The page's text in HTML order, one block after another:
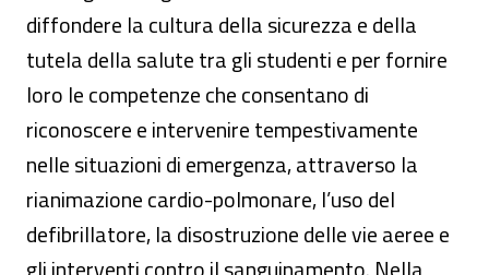
diffondere la cultura della sicurezza e della
tutela della salute tra gli studenti e per fornire
loro le competenze che consentano di
riconoscere e intervenire tempestivamente
nelle situazioni di emergenza, attraverso la
rianimazione cardio-polmonare, l’uso del
defibrillatore, la disostruzione delle vie aeree e